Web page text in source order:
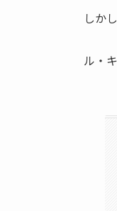
しか
ル・